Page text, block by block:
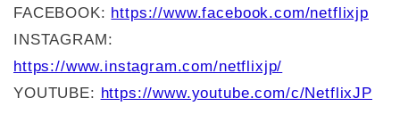
FACEBOOK: https://www.facebook.com/netflixjp
INSTAGRAM:
https://www.instagram.com/netflixjp/
YOUTUBE: https://www.youtube.com/c/NetflixJP